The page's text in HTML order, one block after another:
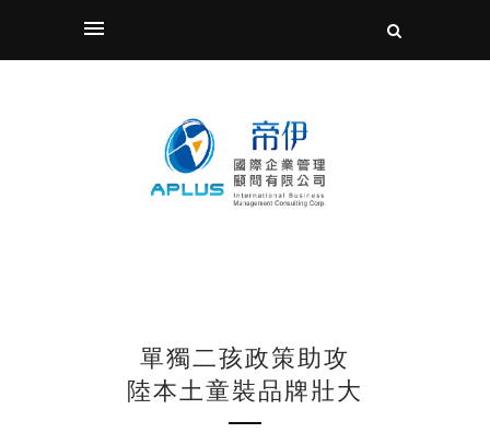
單獨二孩政策助攻
陸本土童裝品牌壯大